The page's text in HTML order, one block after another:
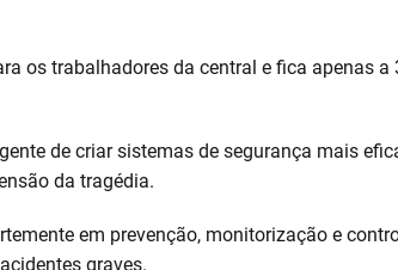
os trabalhadores da central e fica apenas
de criar sistemas de segurança mais
da tragédia.
em prevenção, monitorização e
graves.